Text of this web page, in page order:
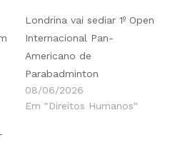
Londrina vai sediar 1º Open
Internacional Pan-
Americano de
Parabadminton
08/06/2026
Em "Direitos Humanos"